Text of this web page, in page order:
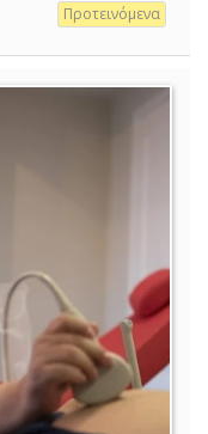
Προτεινόμενα